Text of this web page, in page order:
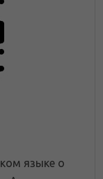
языке о